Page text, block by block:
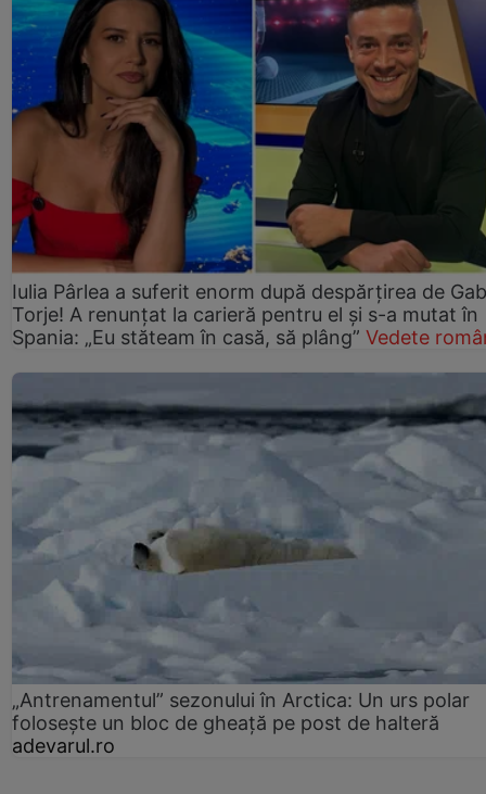
Iulia Pârlea a suferit enorm după despărțirea de
Torje! A renunțat la carieră pentru el și s-a mutat în
Spania: „Eu stăteam în casă, să plâng” Vedete
„Antrenamentul” sezonului în Arctica: Un urs polar
folosește un bloc de gheață pe post de halteră
adevarul.ro